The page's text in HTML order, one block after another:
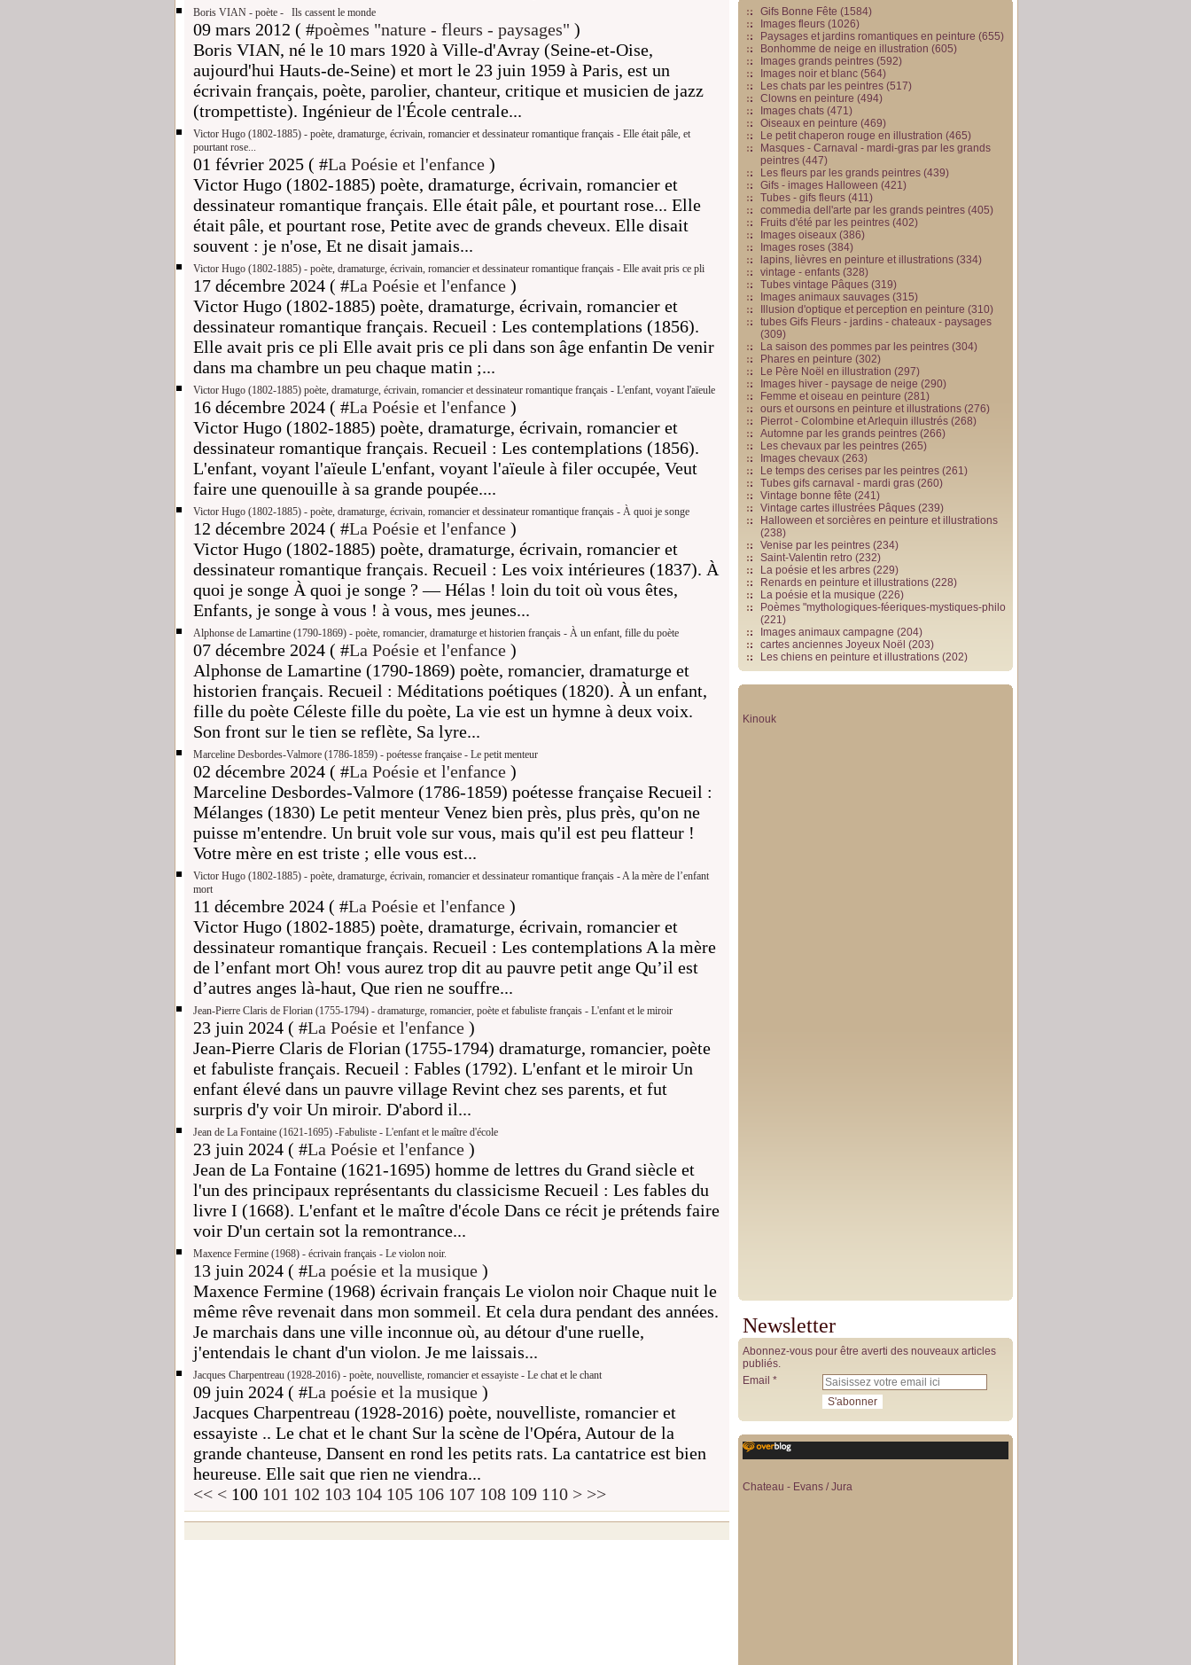
Boris VIAN - poète - Ils cassent le monde
09 mars 2012 ( #poèmes "nature - fleurs - paysages" )
Boris VIAN, né le 10 mars 1920 à Ville-d'Avray (Seine-et-Oise,
aujourd'hui Hauts-de-Seine) et mort le 23 juin 1959 à Paris, est un
écrivain français, poète, parolier, chanteur, critique et musicien de jazz
(trompettiste). Ingénieur de l'École centrale...
Victor Hugo (1802-1885) - poète, dramaturge, écrivain, romancier et dessinateur romantique français - Elle était pâle, et
pourtant rose...
01 février 2025 ( #La Poésie et l'enfance )
Victor Hugo (1802-1885) poète, dramaturge, écrivain, romancier et
dessinateur romantique français. Elle était pâle, et pourtant rose... Elle
était pâle, et pourtant rose, Petite avec de grands cheveux. Elle disait
souvent : je n'ose, Et ne disait jamais...
Victor Hugo (1802-1885) - poète, dramaturge, écrivain, romancier et dessinateur romantique français - Elle avait pris ce pli
17 décembre 2024 ( #La Poésie et l'enfance )
Victor Hugo (1802-1885) poète, dramaturge, écrivain, romancier et
dessinateur romantique français. Recueil : Les contemplations (1856).
Elle avait pris ce pli Elle avait pris ce pli dans son âge enfantin De venir
dans ma chambre un peu chaque matin ;...
Victor Hugo (1802-1885) poète, dramaturge, écrivain, romancier et dessinateur romantique français - L'enfant, voyant l'aïeule
16 décembre 2024 ( #La Poésie et l'enfance )
Victor Hugo (1802-1885) poète, dramaturge, écrivain, romancier et
dessinateur romantique français. Recueil : Les contemplations (1856).
L'enfant, voyant l'aïeule L'enfant, voyant l'aïeule à filer occupée, Veut
faire une quenouille à sa grande poupée....
Victor Hugo (1802-1885) - poète, dramaturge, écrivain, romancier et dessinateur romantique français - À quoi je songe
12 décembre 2024 ( #La Poésie et l'enfance )
Victor Hugo (1802-1885) poète, dramaturge, écrivain, romancier et
dessinateur romantique français. Recueil : Les voix intérieures (1837). À
quoi je songe À quoi je songe ? — Hélas ! loin du toit où vous êtes,
Enfants, je songe à vous ! à vous, mes jeunes...
Alphonse de Lamartine (1790-1869) - poète, romancier, dramaturge et historien français - À un enfant, fille du poète
07 décembre 2024 ( #La Poésie et l'enfance )
Alphonse de Lamartine (1790-1869) poète, romancier, dramaturge et
historien français. Recueil : Méditations poétiques (1820). À un enfant,
fille du poète Céleste fille du poète, La vie est un hymne à deux voix.
Son front sur le tien se reflète, Sa lyre...
Marceline Desbordes-Valmore (1786-1859) - poétesse française - Le petit menteur
02 décembre 2024 ( #La Poésie et l'enfance )
Marceline Desbordes-Valmore (1786-1859) poétesse française Recueil :
Mélanges (1830) Le petit menteur Venez bien près, plus près, qu'on ne
puisse m'entendre. Un bruit vole sur vous, mais qu'il est peu flatteur !
Votre mère en est triste ; elle vous est...
Victor Hugo (1802-1885) - poète, dramaturge, écrivain, romancier et dessinateur romantique français - A la mère de l’enfant
mort
11 décembre 2024 ( #La Poésie et l'enfance )
Victor Hugo (1802-1885) poète, dramaturge, écrivain, romancier et
dessinateur romantique français. Recueil : Les contemplations A la mère
de l’enfant mort Oh! vous aurez trop dit au pauvre petit ange Qu’il est
d’autres anges là-haut, Que rien ne souffre...
Jean-Pierre Claris de Florian (1755-1794) - dramaturge, romancier, poète et fabuliste français - L'enfant et le miroir
23 juin 2024 ( #La Poésie et l'enfance )
Jean-Pierre Claris de Florian (1755-1794) dramaturge, romancier, poète
et fabuliste français. Recueil : Fables (1792). L'enfant et le miroir Un
enfant élevé dans un pauvre village Revint chez ses parents, et fut
surpris d'y voir Un miroir. D'abord il...
Jean de La Fontaine (1621-1695) -Fabuliste - L'enfant et le maître d'école
23 juin 2024 ( #La Poésie et l'enfance )
Jean de La Fontaine (1621-1695) homme de lettres du Grand siècle et
l'un des principaux représentants du classicisme Recueil : Les fables du
livre I (1668). L'enfant et le maître d'école Dans ce récit je prétends faire
voir D'un certain sot la remontrance...
Maxence Fermine (1968) - écrivain français - Le violon noir.
13 juin 2024 ( #La poésie et la musique )
Maxence Fermine (1968) écrivain français Le violon noir Chaque nuit le
même rêve revenait dans mon sommeil. Et cela dura pendant des années.
Je marchais dans une ville inconnue où, au détour d'une ruelle,
j'entendais le chant d'un violon. Je me laissais...
Jacques Charpentreau (1928-2016) - poète, nouvelliste, romancier et essayiste - Le chat et le chant
09 juin 2024 ( #La poésie et la musique )
Jacques Charpentreau (1928-2016) poète, nouvelliste, romancier et
essayiste .. Le chat et le chant Sur la scène de l'Opéra, Autour de la
grande chanteuse, Dansent en rond les petits rats. La cantatrice est bien
heureuse. Elle sait que rien ne viendra...
<< < 100 101 102 103 104 105 106 107 108 109 110 120
130
140
150
160
170
180
190
200
300
400
500
600
700
800
900
1000
1100
1200
1300
1400
1500
> >>
Gifs Bonne Fête (1584)
Images fleurs (1026)
Paysages et jardins romantiques en peinture (655)
Bonhomme de neige en illustration (605)
Images grands peintres (592)
Images noir et blanc (564)
Les chats par les peintres (517)
Clowns en peinture (494)
Images chats (471)
Oiseaux en peinture (469)
Le petit chaperon rouge en illustration (465)
Masques - Carnaval - mardi-gras par les grands
peintres (447)
Les fleurs par les grands peintres (439)
Gifs - images Halloween (421)
Tubes - gifs fleurs (411)
commedia dell'arte par les grands peintres (405)
Fruits d'été par les peintres (402)
Images oiseaux (386)
Images roses (384)
lapins, lièvres en peinture et illustrations (334)
vintage - enfants (328)
Tubes vintage Pâques (319)
Images animaux sauvages (315)
Illusion d'optique et perception en peinture (310)
tubes Gifs Fleurs - jardins - chateaux - paysages
(309)
La saison des pommes par les peintres (304)
Phares en peinture (302)
Le Père Noël en illustration (297)
Images hiver - paysage de neige (290)
Femme et oiseau en peinture (281)
ours et oursons en peinture et illustrations (276)
Pierrot - Colombine et Arlequin illustrés (268)
Automne par les grands peintres (266)
Les chevaux par les peintres (265)
Images chevaux (263)
Le temps des cerises par les peintres (261)
Tubes gifs carnaval - mardi gras (260)
Vintage bonne fête (241)
Vintage cartes illustrées Pâques (239)
Halloween et sorcières en peinture et illustrations
(238)
Venise par les peintres (234)
Saint-Valentin retro (232)
La poésie et les arbres (229)
Renards en peinture et illustrations (228)
La poésie et la musique (226)
Poèmes "mythologiques-féeriques-mystiques-philo
(221)
Images animaux campagne (204)
cartes anciennes Joyeux Noël (203)
Les chiens en peinture et illustrations (202)
Kinouk
Newsletter
Abonnez-vous pour être averti des nouveaux articles
publiés.
Email
Chateau - Evans / Jura